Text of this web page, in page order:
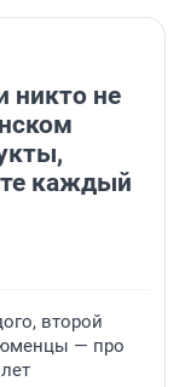
никто не
каждый
второй
— про